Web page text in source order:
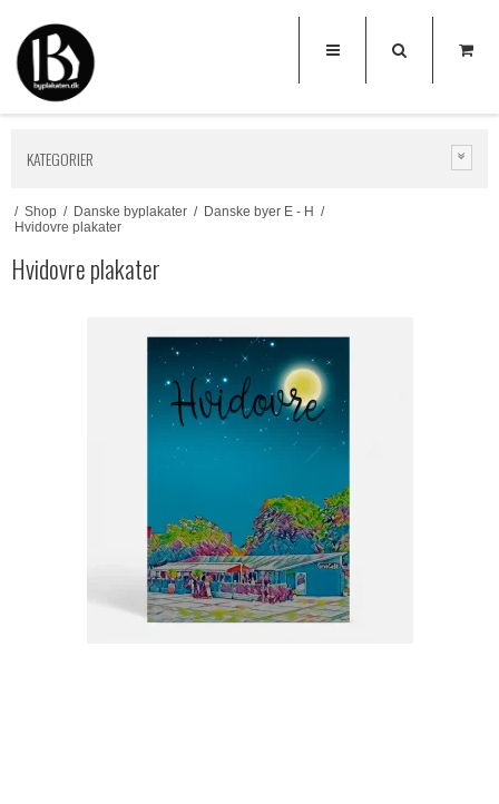
KATEGORIER
/ Shop / Danske byplakater / Danske byer E - H /
Hvidovre plakater
Hvidovre plakater